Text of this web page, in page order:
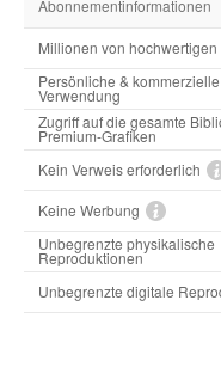
Abonnementinformationen
Millionen von
Persönliche & kommerzielle
Verwendung
Zugriff auf die gesamte
Premium-Grafiken
Kein Verweis erforderlich
Keine Werbung
Unbegrenzte physikalische
Reproduktionen
Unbegrenzte digitale